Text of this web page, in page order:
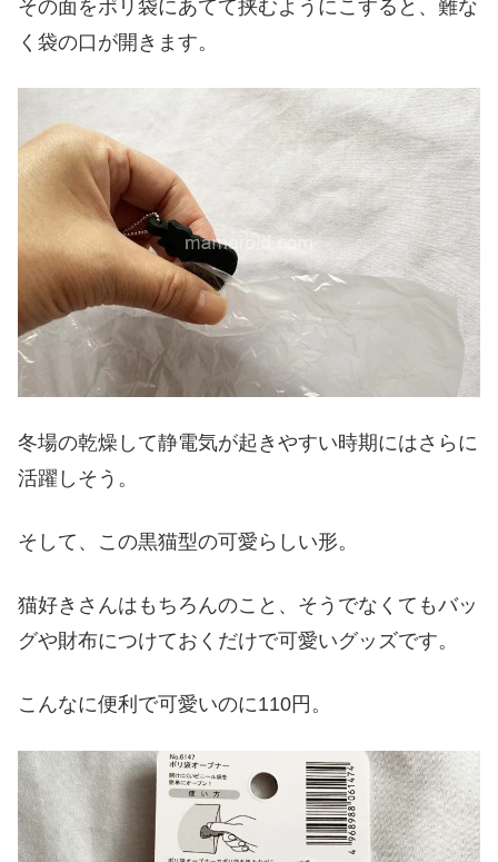
その面をポリ袋にあてて挟むようにこすると、難な
く袋の口が開きます。
冬場の乾燥して静電気が起きやすい時期にはさらに
活躍しそう。
そして、この黒猫型の可愛らしい形。
猫好きさんはもちろんのこと、そうでなくてもバッ
グや財布につけておくだけで可愛いグッズです。
こんなに便利で可愛いのに110円。